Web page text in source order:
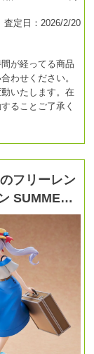
査定日：2026/2/20
が経ってる商品
わせください。
いたします。在
ることご了承く
フリーレン
SUMME…